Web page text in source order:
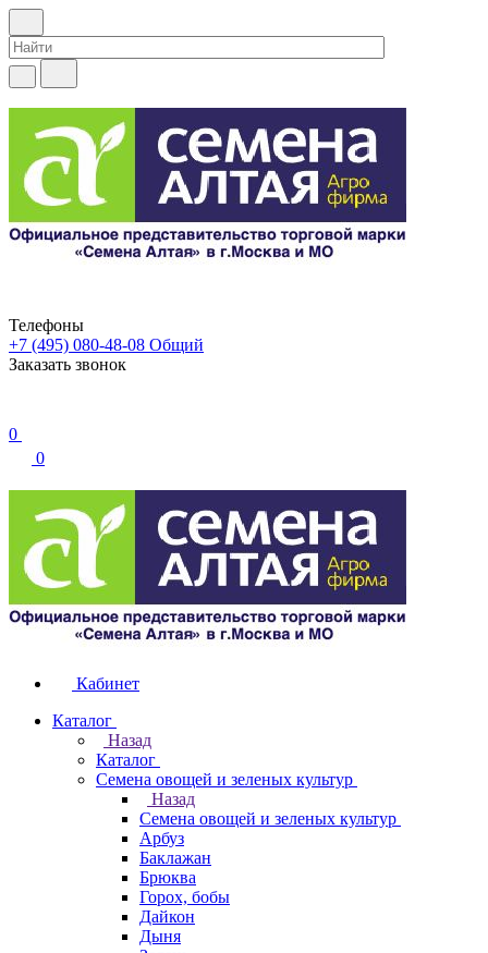
Телефоны
+7 (495) 080-48-08 Общий
Заказать звонок
0
0
Кабинет
Каталог
Назад
Каталог
Семена овощей и зеленых культур
Назад
Семена овощей и зеленых культур
Арбуз
Баклажан
Брюква
Горох, бобы
Дайкон
Дыня